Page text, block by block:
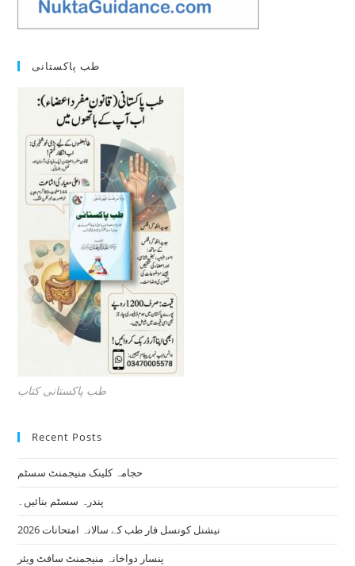
طب پاکستانی
طب پاکستانی کتاب
Recent Posts
حجامہ کلینک منیجمنٹ سسٹم
پندرہ سسٹم بنائیں۔
نیشنل کونسل فار طب کے سالانہ امتحانات 2026
پنسار دواخانہ منیجمنٹ سافٹ ویئر